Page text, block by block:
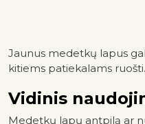
Jaunus medetkų lapus
kitiems patiekalams ruošti.
Vidinis
Medetkų lapų antpilą ar